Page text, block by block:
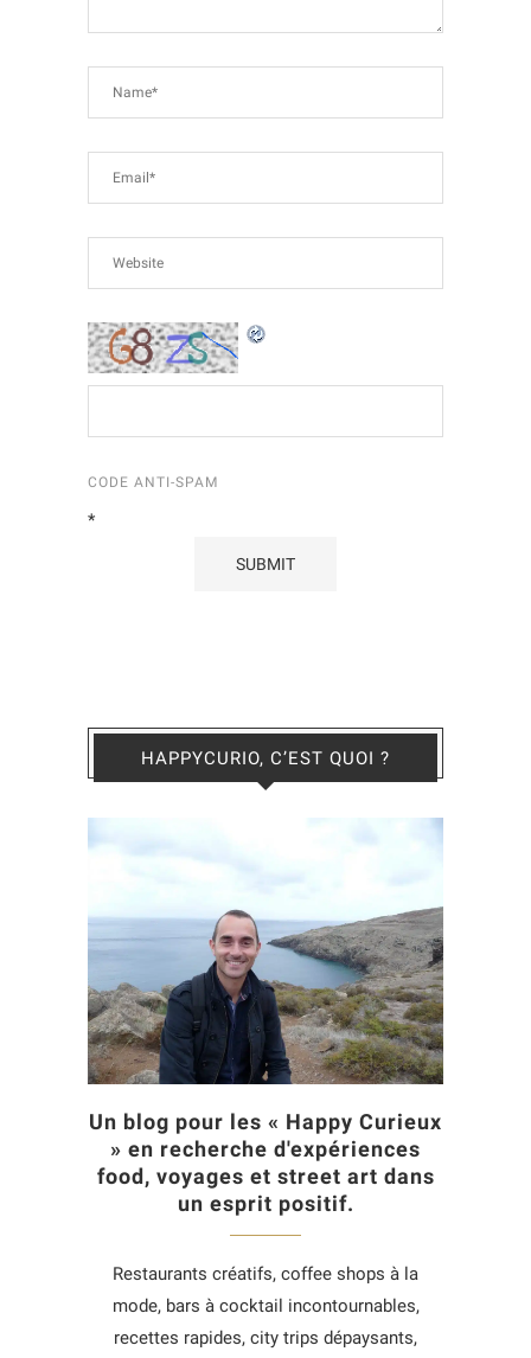
CODE ANTI-SPAM
*
HAPPYCURIO, C’EST QUOI ?
Un blog pour les « Happy Curieux
» en recherche d'expériences
food, voyages et street art dans
un esprit positif.
Restaurants créatifs, coffee shops à la
mode, bars à cocktail incontournables,
recettes rapides, city trips dépaysants,